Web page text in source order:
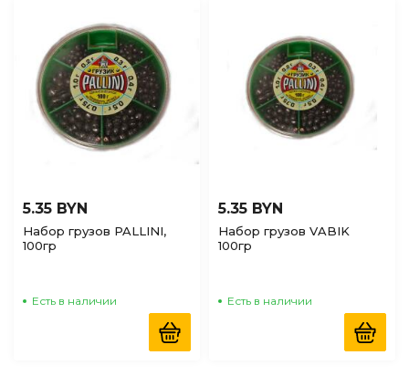
5.35 BYN
Набор грузов PALLINI,
100гр
Есть в наличии
5.35 BYN
Набор грузов VABIK
100гр
Есть в наличии